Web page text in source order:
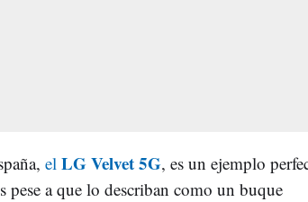
el LG Velvet 5G, es un ejemplo
pese a que lo describan como un buque